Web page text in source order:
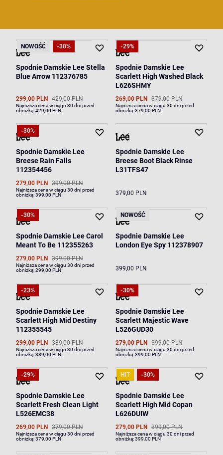
NOWOŚĆ -30%
Spodnie Damskie Lee Stella
Blue Arrow 112376785
299,00 PLN 429,00 PLN
Najniższa cena w ciągu 30 dni przed
obniżką:429,00 PLN
-29%
Spodnie Damskie Lee
Scarlett High Washed Black
L626SHMY
269,00 PLN 379,00 PLN
Najniższa cena w ciągu 30 dni przed
obniżką:379,00 PLN
-30%
Spodnie Damskie Lee
Breese Rain Falls
112354456
279,00 PLN 399,00 PLN
Najniższa cena w ciągu 30 dni przed
obniżką:399,00 PLN
Spodnie Damskie Lee
Breese Boot Black Rinse
L31TFS47
379,00 PLN
-30%
Spodnie Damskie Lee Carol
Meant To Be 112355263
279,00 PLN 399,00 PLN
Najniższa cena w ciągu 30 dni przed
obniżką:299,00 PLN
NOWOŚĆ
Spodnie Damskie Lee
London Eye Spy 112378907
399,00 PLN
-23%
Spodnie Damskie Lee
Scarlett High Mid Destiny
112355545
299,00 PLN 389,00 PLN
Najniższa cena w ciągu 30 dni przed
obniżką:389,00 PLN
-30%
Spodnie Damskie Lee
Scarlett Majestic Wave
L526GUD30
279,00 PLN 399,00 PLN
Najniższa cena w ciągu 30 dni przed
obniżką:399,00 PLN
-29%
Spodnie Damskie Lee
Scarlett Fresh Clean Light
L526EMC38
269,00 PLN 379,00 PLN
Najniższa cena w ciągu 30 dni przed
obniżką:379,00 PLN
HIT -30%
Spodnie Damskie Lee
Scarlett High Mid Copan
L626DUIW
279,00 PLN 399,00 PLN
Najniższa cena w ciągu 30 dni przed
obniżką:399,00 PLN